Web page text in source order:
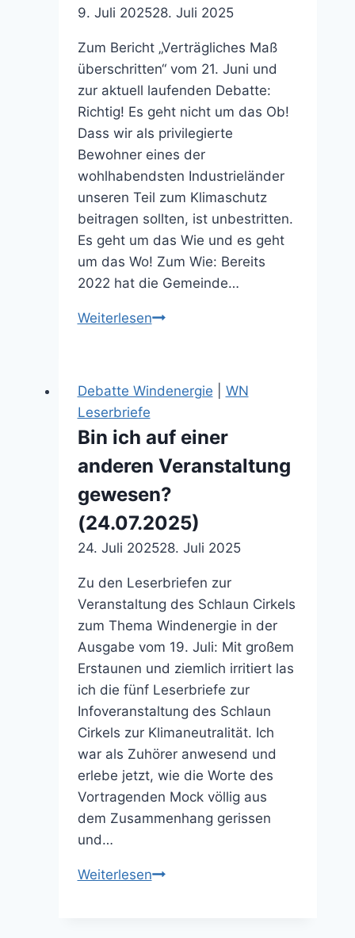
9. Juli 202528. Juli 2025
Zum Bericht „Verträgliches Maß
überschritten“ vom 21. Juni und
zur aktuell laufenden Debatte:
Richtig! Es geht nicht um das Ob!
Dass wir als privilegierte
Bewohner eines der
wohlhabendsten Industrieländer
unseren Teil zum Klimaschutz
beitragen sollten, ist unbestritten.
Es geht um das Wie und es geht
um das Wo! Zum Wie: Bereits
2022 hat die Gemeinde…
WeiterlesenZufall
langer
(09.07.2025)
Debatte Windenergie
WN
Leserbriefe
Bin ich auf einer
anderen Veranstaltung
gewesen?
(24.07.2025)
24. Juli 202528. Juli 2025
Zu den Leserbriefen zur
Veranstaltung des Schlaun Cirkels
zum Thema Windenergie in der
Ausgabe vom 19. Juli: Mit großem
Erstaunen und ziemlich irritiert las
ich die fünf Leserbriefe zur
Infoveranstaltung des Schlaun
Cirkels zur Klimaneutralität. Ich
war als Zuhörer anwesend und
erlebe jetzt, wie die Worte des
Vortragenden Mock völlig aus
dem Zusammenhang gerissen
und…
WeiterlesenBin